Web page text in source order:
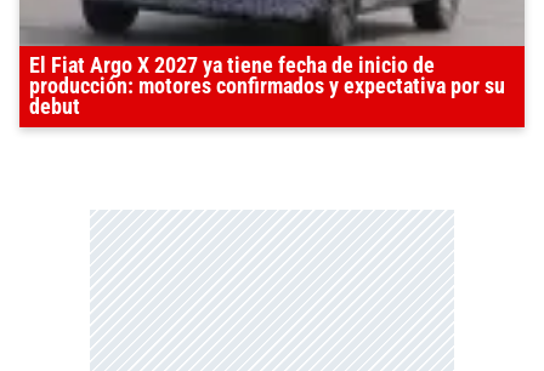
El Fiat Argo X 2027 ya tiene fecha de inicio de
producción: motores confirmados y expectativa por su
debut